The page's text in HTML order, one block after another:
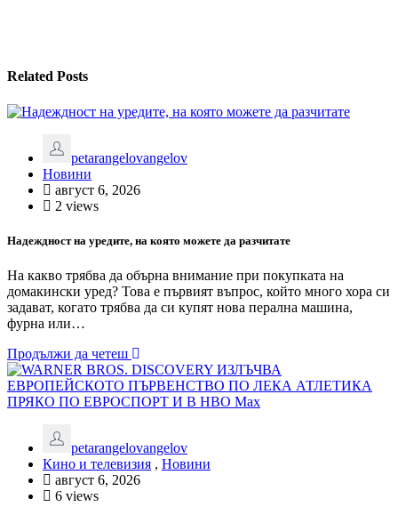
Related Posts
petarangelovangelov
Новини
август 6, 2026
2 views
Надеждност на уредите, на която можете да разчитате
На какво трябва да обърна внимание при покупката на
домакински уред? Това е първият въпрос, който много хора си
задават, когато трябва да си купят нова перална машина,
фурна или…
Продължи да четеш
petarangelovangelov
Кино и телевизия , Новини
август 6, 2026
6 views